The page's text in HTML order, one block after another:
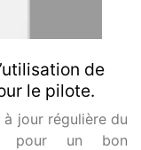
de
le pilote.
jour régulière du
pour un bon